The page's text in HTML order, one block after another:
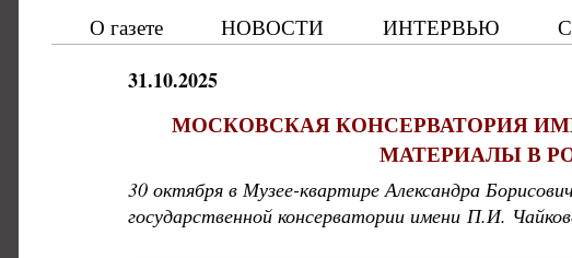
О газете НОВОСТИ ИНТЕРВЬЮ
31.10.2025
МОСКОВСКАЯ КОНСЕРВАТОРИЯ
МАТЕРИАЛЫ В
30 октября в Музее-квартире Александра
государственной консерватории имени П.И.